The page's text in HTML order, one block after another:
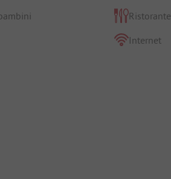
Ristorante
Internet